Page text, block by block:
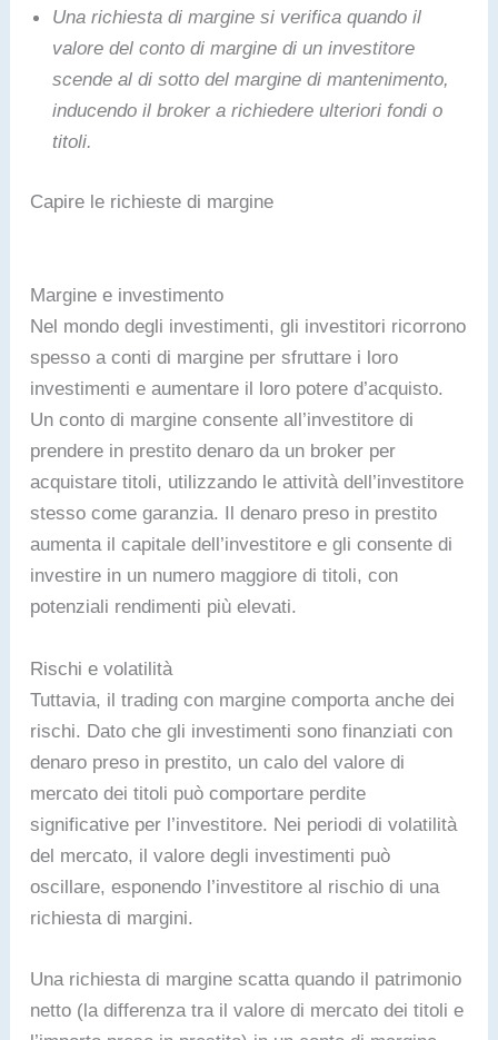
Una richiesta di margine si verifica quando il
valore del conto di margine di un investitore
scende al di sotto del margine di mantenimento,
inducendo il broker a richiedere ulteriori fondi o
titoli.
Capire le richieste di margine
Margine e investimento
Nel mondo degli investimenti, gli investitori ricorrono
spesso a conti di margine per sfruttare i loro
investimenti e aumentare il loro potere d’acquisto.
Un conto di margine consente all’investitore di
prendere in prestito denaro da un broker per
acquistare titoli, utilizzando le attività dell’investitore
stesso come garanzia. Il denaro preso in prestito
aumenta il capitale dell’investitore e gli consente di
investire in un numero maggiore di titoli, con
potenziali rendimenti più elevati.
Rischi e volatilità
Tuttavia, il trading con margine comporta anche dei
rischi. Dato che gli investimenti sono finanziati con
denaro preso in prestito, un calo del valore di
mercato dei titoli può comportare perdite
significative per l’investitore. Nei periodi di volatilità
del mercato, il valore degli investimenti può
oscillare, esponendo l’investitore al rischio di una
richiesta di margini.
Una richiesta di margine scatta quando il patrimonio
netto (la differenza tra il valore di mercato dei titoli e